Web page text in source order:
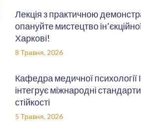
Лекція з практичною
опануйте мистецтво
Харкові!
8 Травня, 2026
Кафедра медичної психології
інтегрує міжнародні
стійкості
5 Травня, 2026